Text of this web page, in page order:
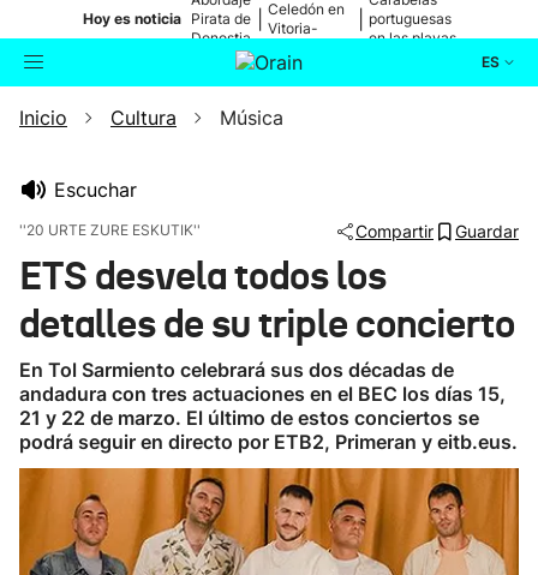
Hoy es noticia Pirata de
Donostia
Celedón en
Vitoria-
portuguesas
en las playas
ES
Buscador Actualidad
Ikusmiran
Eguraldia
Inicio Cultura Música
Escuchar
''20 URTE ZURE ESKUTIK'' Compartir Guardar
ETS desvela todos los
detalles de su triple concierto
En Tol Sarmiento celebrará sus dos décadas de
andadura con tres actuaciones en el BEC los días 15,
21 y 22 de marzo. El último de estos conciertos se
podrá seguir en directo por ETB2, Primeran y eitb.eus.